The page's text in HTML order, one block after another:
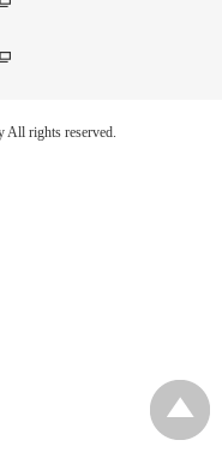
rights reserved.